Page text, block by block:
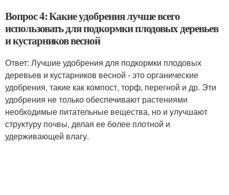
Вопрос 4: Какие удобрения лучше всего
использовать для подкормки плодовых деревьев
и кустарников весной
Ответ: Лучшие удобрения для подкормки плодовых
деревьев и кустарников весной - это органические
удобрения, такие как компост, торф, перегной и др. Эти
удобрения не только обеспечивают растениями
необходимые питательные вещества, но и улучшают
структуру почвы, делая ее более плотной и
удерживающей влагу.